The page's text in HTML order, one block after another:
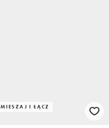
MIESZAJ I ŁĄCZ